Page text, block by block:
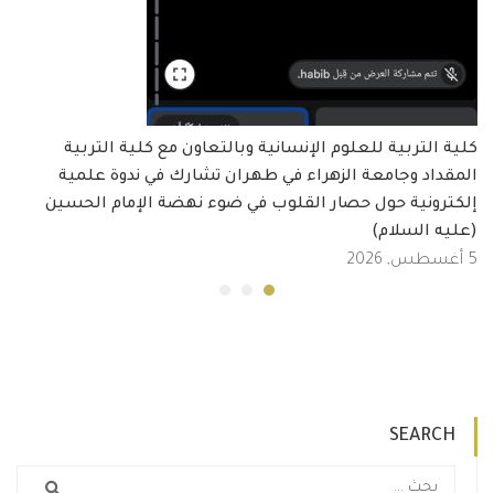
كلية التربية للعلوم الإنسانية وبالتعاون مع كلية التربية
المقداد وجامعة الزهراء في طهران تشارك في ندوة علمية
إلكترونية حول حصار القلوب في ضوء نهضة الإمام الحسين
(عليه السلام)
5 أغسطس, 2026
SEARCH